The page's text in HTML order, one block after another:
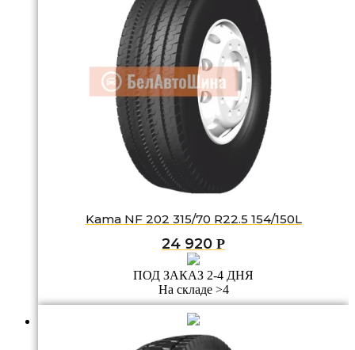
Kama NF 202 315/70 R22.5 154/150L
24 920 Р
ПОД ЗАКАЗ 2-4 ДНЯ
На складе >4